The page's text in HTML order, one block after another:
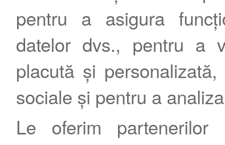
pentru a asigura
datelor dvs., pentru a
placută și
sociale și pentru a
Le oferim
Contact|Termeni şi condiţii Publicitate